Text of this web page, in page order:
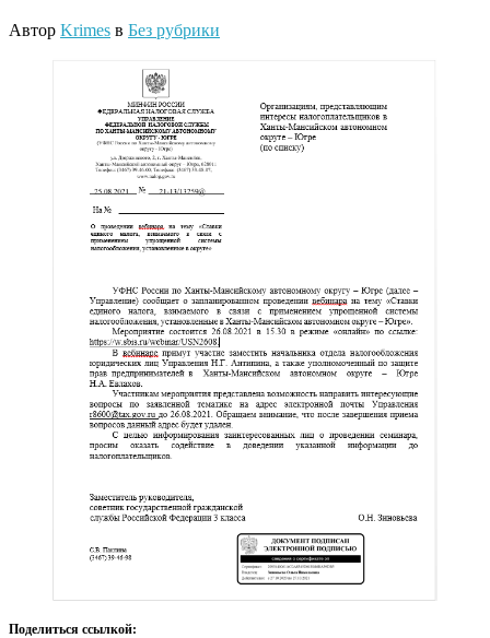
Автор Krimes в Без рубрики
Поделиться ссылкой: